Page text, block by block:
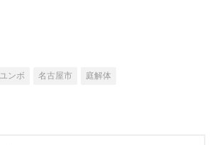
ユンボ 名古屋市
庭解体